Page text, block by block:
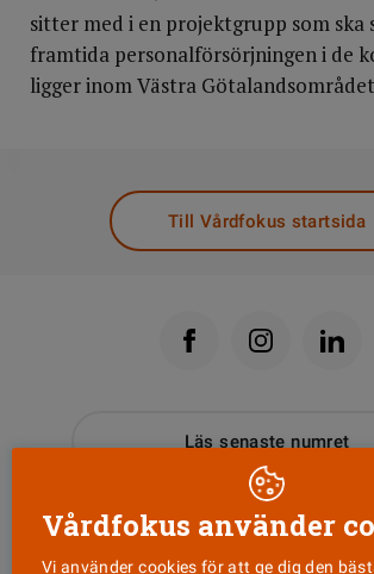
sitter med i en projektgrupp som ska
framtida personalförsörjningen i de
ligger inom Västra
Till Vårdfokus startsida
Läs senaste numret
Nyhetsbrev
Vårdfokus använder
Vi använder cookies för att ge dig den